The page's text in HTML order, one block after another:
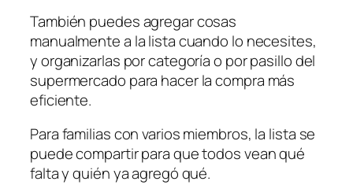
También puedes agregar cosas
manualmente a la lista cuando lo necesites,
y organizarlas por categoría o por pasillo del
supermercado para hacer la compra más
eficiente.
Para familias con varios miembros, la lista se
puede compartir para que todos vean qué
falta y quién ya agregó qué.